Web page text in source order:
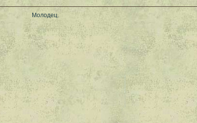
Молодец.